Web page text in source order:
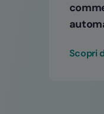
Scopri